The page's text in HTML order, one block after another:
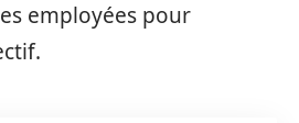
employées pour